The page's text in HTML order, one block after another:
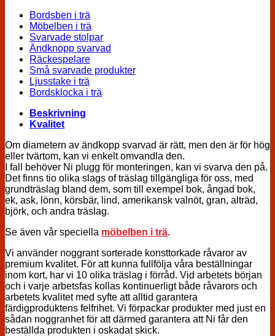
Bordsben i trä
Möbelben i trä
Svarvade stolpar
Ändknopp svarvad
Räckespelare
Små svarvade produkter
Ljusstake i trä
Bordsklocka i trä
Beskrivning
Kvalitet
Om diametern av ändkopp svarvad är rätt, men den är för hög
eller tvärtom, kan vi enkelt omvandla den.
I fall behöver Ni plugg för monteringen, kan vi svarva den på.
Det finns tio olika slags of träslag tillgängliga för oss, med
grundträslag bland dem, som till exempel bok, ångad bok,
ek, ask, lönn, körsbär, lind, amerikansk valnöt, gran, alträd,
björk, och andra träslag.
Se även vår speciella möbelben i trä.
Vi använder noggrant sorterade konsttorkade råvaror av
premium kvalitet. För att kunna fullfölja våra beställningar
inom kort, har vi 10 olika träslag i förråd. Vid arbetets början
och i varje arbetsfas kollas kontinuerligt både råvarors och
arbetets kvalitet med syfte att alltid garantera
färdigproduktens felfrihet. Vi förpackar produkter med just en
sådan noggranhet för att därmed garantera att Ni får den
beställda produkten i oskadat skick.